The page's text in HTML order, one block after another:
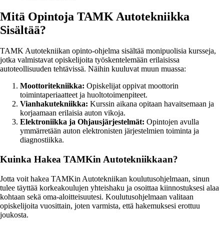
Mitä Opintoja TAMK Autotekniikka
Sisältää?
TAMK Autotekniikan opinto-ohjelma sisältää monipuolisia kursseja,
jotka valmistavat opiskelijoita työskentelemään erilaisissa
autoteollisuuden tehtävissä. Näihin kuuluvat muun muassa:
Moottoritekniikka: Opiskelijat oppivat moottorin
toimintaperiaatteet ja huoltotoimenpiteet.
Vianhakutekniikka: Kurssin aikana opitaan havaitsemaan ja
korjaamaan erilaisia auton vikoja.
Elektroniikka ja Ohjausjärjestelmät: Opintojen avulla
ymmärretään auton elektronisten järjestelmien toiminta ja
diagnostiikka.
Kuinka Hakea TAMKin Autotekniikkaan?
Jotta voit hakea TAMKin Autotekniikan koulutusohjelmaan, sinun
tulee täyttää korkeakoulujen yhteishaku ja osoittaa kiinnostuksesi alaa
kohtaan sekä oma-aloitteisuutesi. Koulutusohjelmaan valitaan
opiskelijoita vuosittain, joten varmista, että hakemuksesi erottuu
joukosta.